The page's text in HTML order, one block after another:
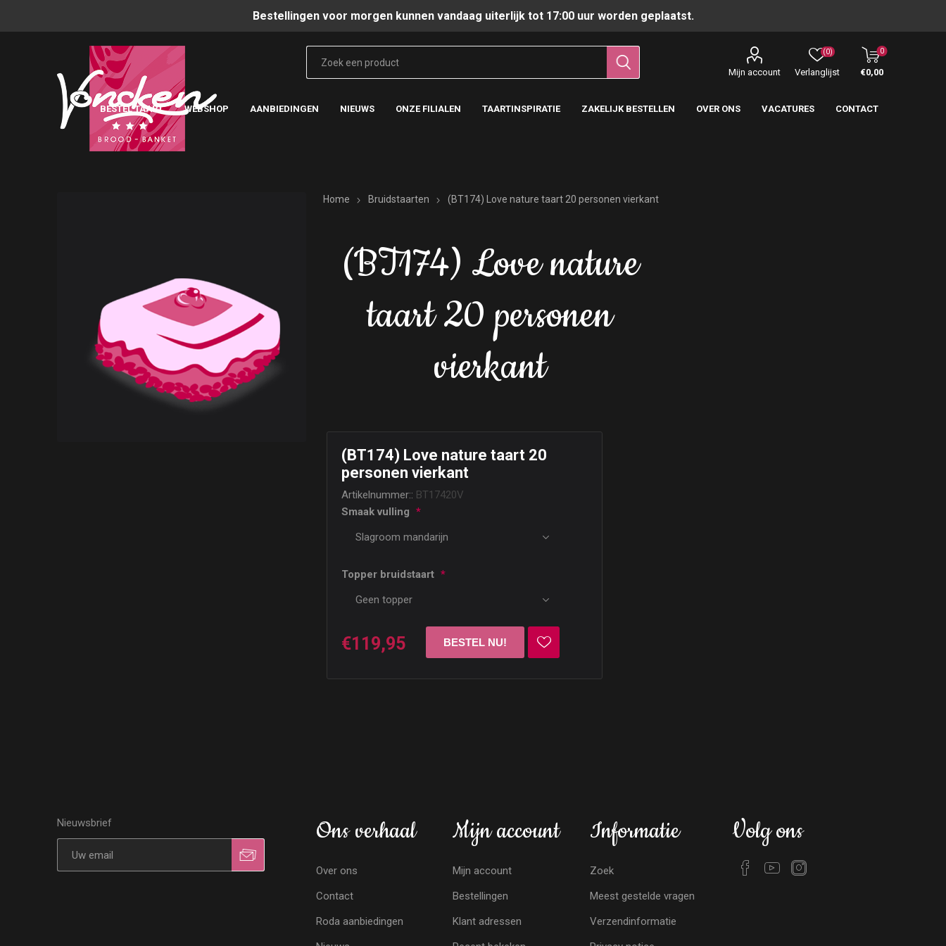
Bestellingen voor morgen kunnen vandaag uiterlijk tot 17:00 uur worden geplaatst.
Mijn account Verlanglijst
(0) 0
€0,00
BESTEL TAART WEBSHOP AANBIEDINGEN NIEUWS ONZE FILIALEN TAARTINSPIRATIE ZAKELIJK BESTELLEN OVER ONS VACATURES CONTACT
Home Bruidstaarten (BT174) Love nature taart 20 personen vierkant
(BT174) Love nature
taart 20 personen
vierkant
(BT174) Love nature taart 20
personen vierkant
Artikelnummer:: BT17420V
Smaak vulling *
Topper bruidstaart *
€119,95
Nieuwsbrief Ons verhaal
Over ons
Contact
Roda aanbiedingen
Mijn account
Mijn account
Bestellingen
Klant adressen
Informatie
Zoek
Meest gestelde vragen
Verzendinformatie
Volg ons